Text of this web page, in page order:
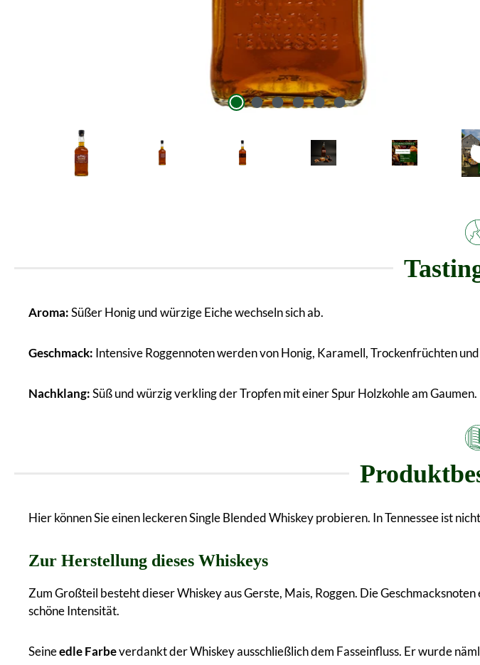
Aroma:Süßer Honig und würzige Eiche wechseln sich ab.
Geschmack: Intensive Roggennoten werden von Honig, Karamell, Trockenfrüchten
Nachklang:Süß und würzig verkling der Tropfen mit einer Spur Holzkohle am Gaumen.
Hier können Sie einen leckeren Single Blended Whiskey probieren. In Tennessee ist
Zur Herstellung dieses Whiskeys
Zum Großteil besteht dieser Whiskey aus Gerste, Mais, Roggen. Die
schöne Intensität.
Seineedle Farbeverdankt der Whiskey ausschließlich dem Fasseinfluss. Er wurde